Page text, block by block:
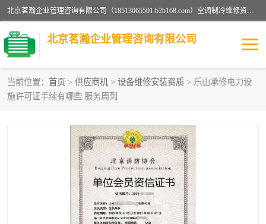
北京茗瀚企业管理咨询有限公司（18513065501.b2b168.com）空调制冷维修资质,油烟管道清洗资质,清洗行业资质公司秉承“顾客至上，锐意进缺的经营理念，我们提供高质量的产品，坚持“客户”的原则为广大客户提供贴心服务。如果你对公司的产品感兴趣，可以联系高经理，我们会用好的产品和服务让您满意。
北京茗瀚企业管理咨询有限公司
当前位置： 首页 > 供应商机 > 设备维修安装资质 > 乐山承修电力设
施许可证手续有哪些 服务周到
烟道清洗资质
认证服务
防爆电气维修安装资质 空调制冷维修安装资质
矿用设备检修资质